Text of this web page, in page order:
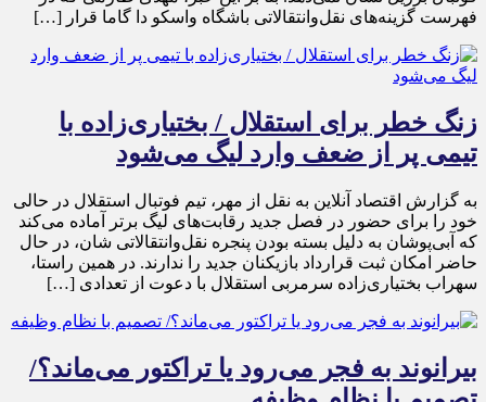
فهرست گزینه‌های نقل‌وانتقالاتی باشگاه واسکو دا گاما قرار […]
زنگ خطر برای استقلال / بختیاری‌زاده با
تیمی پر از ضعف وارد لیگ می‌شود
به گزارش اقتصاد آنلاین به نقل از مهر، تیم فوتبال استقلال در حالی
خود را برای حضور در فصل جدید رقابت‌های لیگ برتر آماده می‌کند
که آبی‌پوشان به دلیل بسته بودن پنجره نقل‌وانتقالاتی شان، در حال
حاضر امکان ثبت قرارداد بازیکنان جدید را ندارند. در همین راستا،
سهراب بختیاری‌زاده سرمربی استقلال با دعوت از تعدادی […]
بیرانوند به فجر می‌رود یا تراکتور می‌ماند؟/